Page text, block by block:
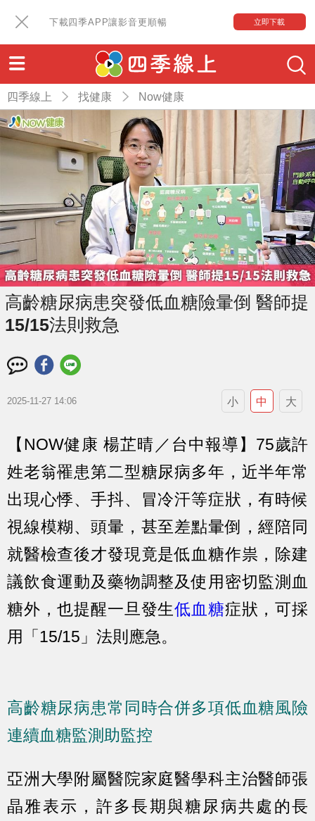
下載四季APP讓影音更順暢 立即下載
四季線上 找健康 Now健康
高齡糖尿病患突發低血糖險暈倒 醫師提
15/15法則救急
2025-11-27 14:06 小 中 大
【NOW健康 楊芷晴／台中報導】75歲許
姓老翁罹患第二型糖尿病多年，近半年常
出現心悸、手抖、冒冷汗等症狀，有時候
視線模糊、頭暈，甚至差點暈倒，經陪同
就醫檢查後才發現竟是低血糖作祟，除建
議飲食運動及藥物調整及使用密切監測血
糖外，也提醒一旦發生低血糖症狀，可採
用「15/15」法則應急。
高齡糖尿病患常同時合併多項低血糖風險
連續血糖監測助監控
亞洲大學附屬醫院家庭醫學科主治醫師張
晶雅表示，許多長期與糖尿病共處的長